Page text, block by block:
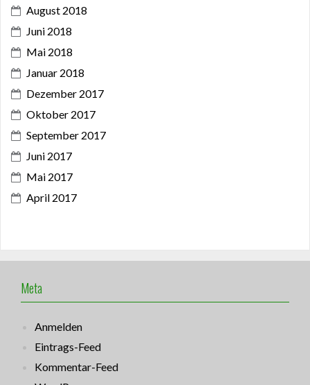
August 2018
Juni 2018
Mai 2018
Januar 2018
Dezember 2017
Oktober 2017
September 2017
Juni 2017
Mai 2017
April 2017
Meta
Anmelden
Eintrags-Feed
Kommentar-Feed